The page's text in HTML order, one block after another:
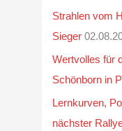
Strahlen vom
Sieger
Wertvolles für
Schönborn in
Lernkurven,
nächster